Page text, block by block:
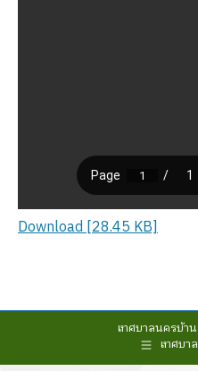
Download [28.45 KB]
เทศบาลนครบ้า
เทศบา